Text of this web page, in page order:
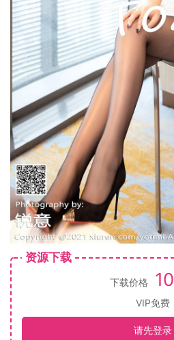
资源下载
下载价格 10
VIP免费
请先登录